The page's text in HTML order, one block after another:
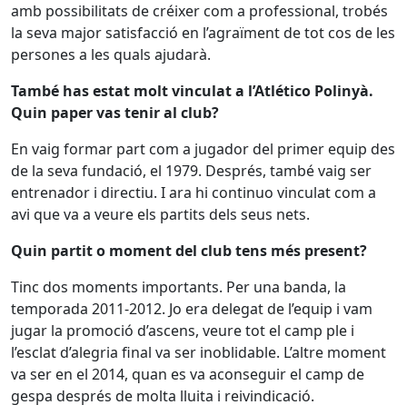
amb possibilitats de créixer com a professional, trobés
la seva major satisfacció en l’agraïment de tot cos de les
persones a les quals ajudarà.
També has estat molt vinculat a l’Atlético Polinyà.
Quin paper vas tenir al club?
En vaig formar part com a jugador del primer equip des
de la seva fundació, el 1979. Després, també vaig ser
entrenador i directiu. I ara hi continuo vinculat com a
avi que va a veure els partits dels seus nets.
Quin partit o moment del club tens més present?
Tinc dos moments importants. Per una banda, la
temporada 2011-2012. Jo era delegat de l’equip i vam
jugar la promoció d’ascens, veure tot el camp ple i
l’esclat d’alegria final va ser inoblidable. L’altre moment
va ser en el 2014, quan es va aconseguir el camp de
gespa després de molta lluita i reivindicació.